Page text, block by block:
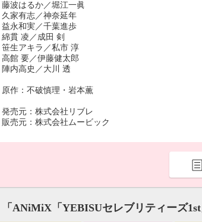
藤波はるか／堀江一眞
久家有志／神奈延年
益永和実／千葉進歩
綿貫 凌／成田 剣
笹生アキラ／私市 淳
高館 要／伊藤健太郎
陣内高史／大川 透
原作：不破慎理・岩本薫
発売元：株式会社リブレ
販売元：株式会社ムービック
「ANiMiX「YEBISUセレブリティーズ